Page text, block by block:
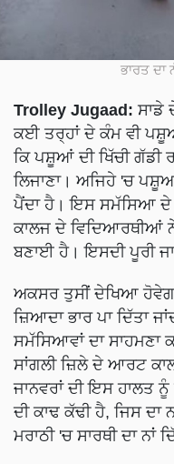
ਭਾਰਤ ਦਾ
Trolley Jugaad: ਸਾਡੇ
ਕਈ ਤਰ੍ਹਾਂ ਦੇ ਕੰਮ ਵੀ
ਕਿ ਪਸ਼ੂਆਂ ਦੀ ਖਿੱਚੀ ਗੱਡੀ
ਲਿਜਾਣਾ। ਅਜਿਹੇ 'ਚ ਪਸ਼ੂਆਂ
ਪੈਂਦਾ ਹੈ। ਇਸ ਸਮੱਸਿਆ
ਕਾਲਜ ਦੇ ਵਿਦਿਆਰਥੀਆਂ
ਬਣਾਈ ਹੈ। ਇਸਦੀ ਪੂਰੀ
ਅਕਸਰ ਤੁਸੀਂ ਦੇਖਿਆ
ਜ਼ਿਆਦਾ ਭਾਰ ਪਾ ਦਿੱਤਾ
ਸਮੱਸਿਆਵਾਂ ਦਾ ਸਾਹਮਣਾ
ਸਾਂਗਲੀ ਜ਼ਿਲੇ ਦੇ ਆਰਟ
ਜਾਨਵਰਾਂ ਦੀ ਇਸ ਹਾਲਤ
ਦੀ ਕਾਢ ਕੱਢੀ ਹੈ, ਜਿਸ
ਮਰਾਠੀ 'ਚ ਸਾਰਥੀ ਦਾ ਨਾਂ